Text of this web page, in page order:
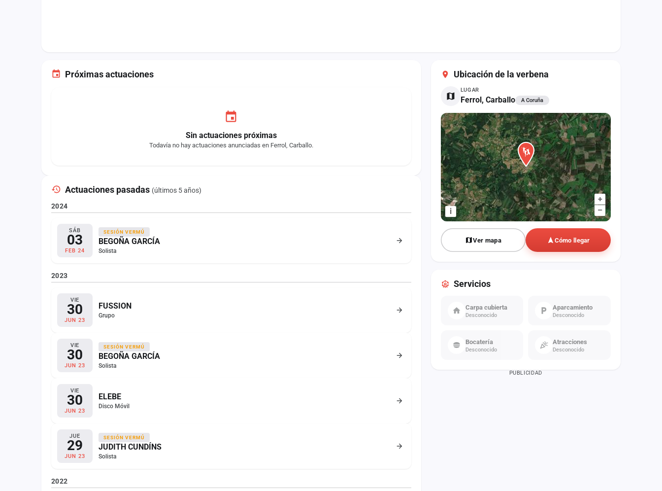
Próximas actuaciones
Sin actuaciones próximas
Todavía no hay actuaciones anunciadas en Ferrol, Carballo.
Actuaciones pasadas (últimos 5 años)
2024
SÁB
03
FEB 24
SESIÓN VERMÚ
BEGOÑA GARCÍA
Solista
2023
VIE
30
JUN 23
FUSSION
Grupo
VIE
30
JUN 23
SESIÓN VERMÚ
BEGOÑA GARCÍA
Solista
VIE
30
JUN 23
ELEBE
Disco Móvil
JUE
29
JUN 23
SESIÓN VERMÚ
JUDITH CUNDÍNS
Solista
2022
Ubicación de la verbena
LUGAR
Ferrol, Carballo A Coruña
+
–
i
Ver mapa Cómo llegar
Servicios
Carpa cubierta
Desconocido
Aparcamiento
Desconocido
Bocatería
Desconocido
Atracciones
Desconocido
PUBLICIDAD